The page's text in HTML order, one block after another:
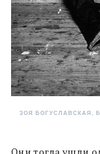
ЗОЯ БОГУСЛАВСКАЯ,